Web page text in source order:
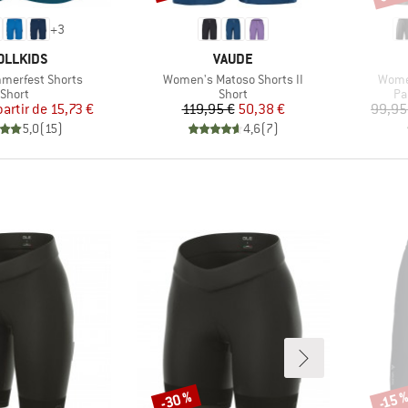
+3
Shorts
Product group
Short
Prix
Prix réduit
de 15,73 €
5,0(15)
MARQUE
VAUDE
Article
Women's Matoso Shorts II
Product group
Short
Prix
119,95 €Prix réduit
50,38 €
4,6(7)
Remise
-30 % -15